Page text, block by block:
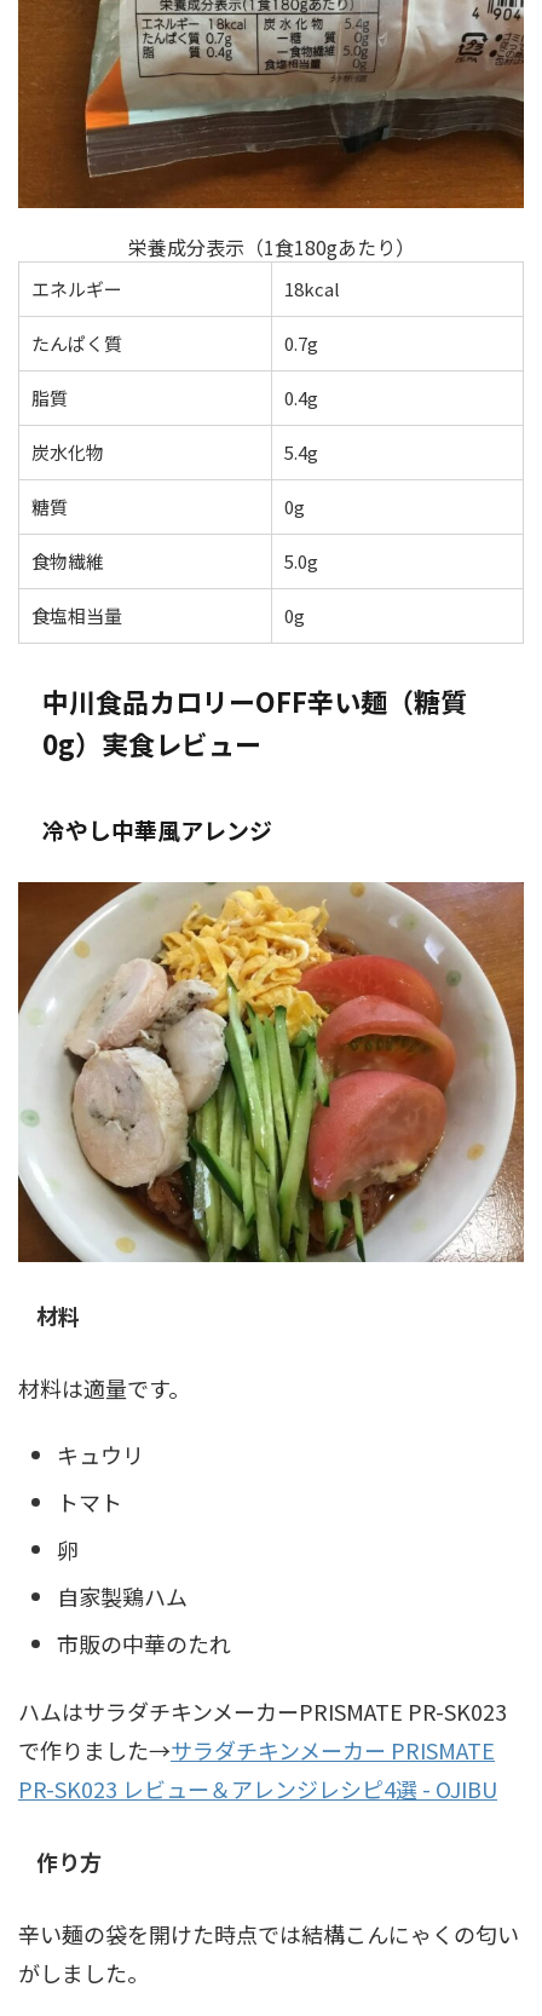
栄養成分表示（1食180gあたり）
エネルギー 18kcal
たんぱく質 0.7g
脂質 0.4g
炭水化物 5.4g
糖質 0g
食物繊維 5.0g
食塩相当量 0g
中川食品カロリーOFF辛い麺（糖質
0g）実食レビュー
冷やし中華風アレンジ
材料
材料は適量です。
キュウリ
トマト
卵
自家製鶏ハム
市販の中華のたれ
ハムはサラダチキンメーカーPRISMATE PR-SK023
で作りました→サラダチキンメーカー PRISMATE
PR-SK023 レビュー＆アレンジレシピ4選 - OJIBU
作り方
辛い麺の袋を開けた時点では結構こんにゃくの匂い
がしました。